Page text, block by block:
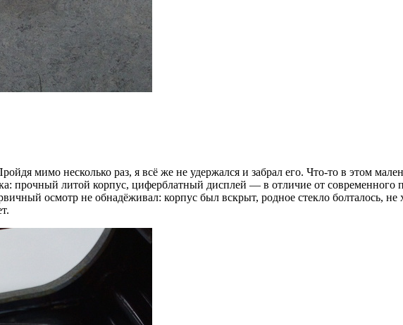
мимо несколько раз, я всё же не удержался и забрал его. Что-то в этом
прочный литой корпус, циферблатный дисплей — в отличие от современного
осмотр не обнадёживал: корпус был вскрыт, родное стекло болталось,